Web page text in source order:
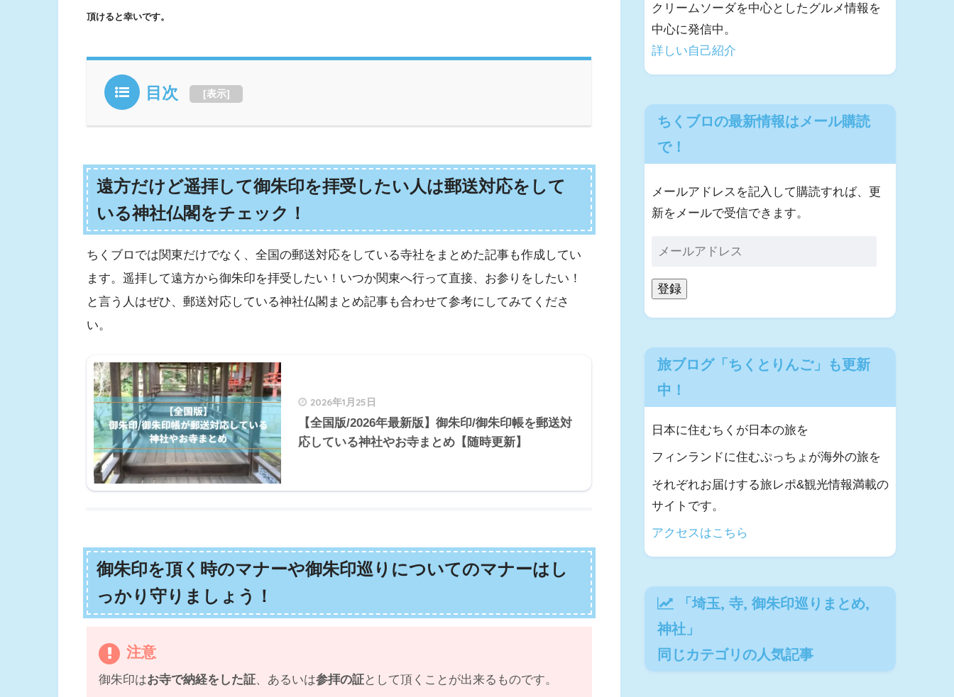
頂けると幸いです。
目次 [表示]
遠方だけど遥拝して御朱印を拝受したい人は郵送対応をして
いる神社仏閣をチェック！
ちくブロでは関東だけでなく、全国の郵送対応をしている寺社をまとめた記事も作成してい
ます。遥拝して遠方から御朱印を拝受したい！いつか関東へ行って直接、お参りをしたい！
と言う人はぜひ、郵送対応している神社仏閣まとめ記事も合わせて参考にしてみてくださ
い。
2026年1月25日
【全国版/2026年最新版】御朱印/御朱印帳を郵送対
応している神社やお寺まとめ【随時更新】
御朱印を頂く時のマナーや御朱印巡りについてのマナーはし
っかり守りましょう！
注意
御朱印はお寺で納経をした証、あるいは参拝の証として頂くことが出来るものです。
クリームソーダを中心としたグルメ情報を
中心に発信中。
詳しい自己紹介
ちくブロの最新情報はメール購読
で！
メールアドレスを記入して購読すれば、更
新をメールで受信できます。
登録
旅ブログ「ちくとりんご」も更新
中！
日本に住むちくが日本の旅を
フィンランドに住むぷっちょが海外の旅を
それぞれお届けする旅レポ&観光情報満載の
サイトです。
アクセスはこちら
「埼玉, 寺, 御朱印巡りまとめ,
神社 」
同じカテゴリの人気記事